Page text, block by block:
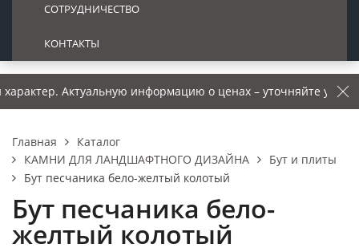
СОТРУДНИЧЕСТВО
КОНТАКТЫ
Актуальную информацию о ценах – уточняйте у менеджера.
Главная
Каталог
КАМНИ ДЛЯ ЛАНДШАФТНОГО ДИЗАЙНА
Бут и плиты
Бут песчаника бело-желтый колотый
Бут песчаника бело-
желтый колотый